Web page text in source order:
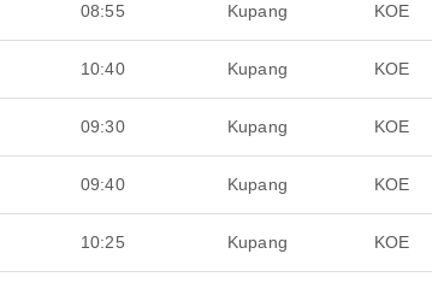
08:55 Kupang KOE
10:40 Kupang KOE
09:30 Kupang KOE
09:40 Kupang KOE
10:25 Kupang KOE